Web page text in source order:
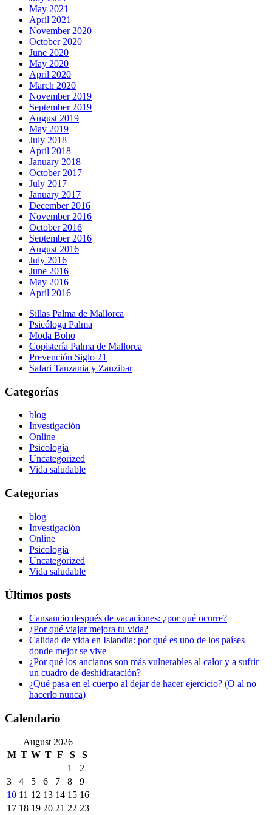
May 2021
April 2021
November 2020
October 2020
June 2020
May 2020
April 2020
March 2020
November 2019
September 2019
August 2019
May 2019
July 2018
April 2018
January 2018
October 2017
July 2017
January 2017
December 2016
November 2016
October 2016
September 2016
August 2016
July 2016
June 2016
May 2016
April 2016
Sillas Palma de Mallorca
Psicóloga Palma
Moda Boho
Copistería Palma de Mallorca
Prevención Siglo 21
Safari Tanzania y Zanzibar
Categorías
blog
Investigación
Online
Psicología
Uncategorized
Vida saludable
Categorías
blog
Investigación
Online
Psicología
Uncategorized
Vida saludable
Últimos posts
Cansancio después de vacaciones: ¿por qué ocurre?
¿Por qué viajar mejora tu vida?
Calidad de vida en Islandia: por qué es uno de los países
donde mejor se vive
¿Por qué los ancianos son más vulnerables al calor y a sufrir
un cuadro de deshidratación?
¿Qué pasa en el cuerpo al dejar de hacer ejercicio? (O al no
hacerlo nunca)
Calendario
August 2026
M T W T F S
S
1
2
3
4 5 6 7 8
9
10 11 12 13 14 15 16
17 18 19 20 21 22 23